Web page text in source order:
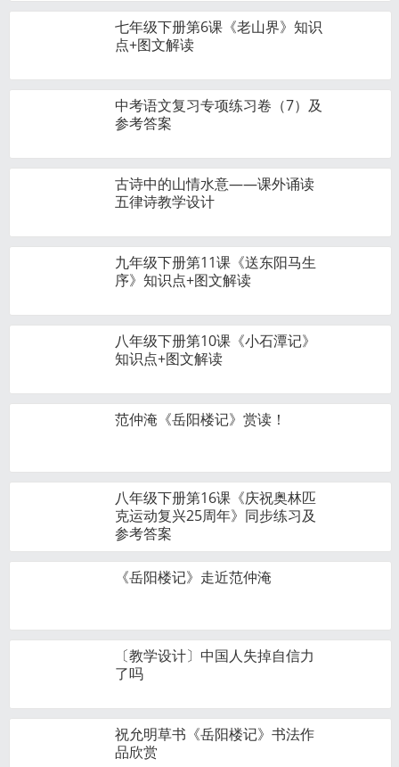
七年级下册第6课《老山界》知识
点+图文解读
中考语文复习专项练习卷（7）及
参考答案
古诗中的山情水意——课外诵读
五律诗教学设计
九年级下册第11课《送东阳马生
序》知识点+图文解读
八年级下册第10课《小石潭记》
知识点+图文解读
范仲淹《岳阳楼记》赏读！
八年级下册第16课《庆祝奥林匹
克运动复兴25周年》同步练习及
参考答案
《岳阳楼记》走近范仲淹
〔教学设计〕中国人失掉自信力
了吗
祝允明草书《岳阳楼记》书法作
品欣赏